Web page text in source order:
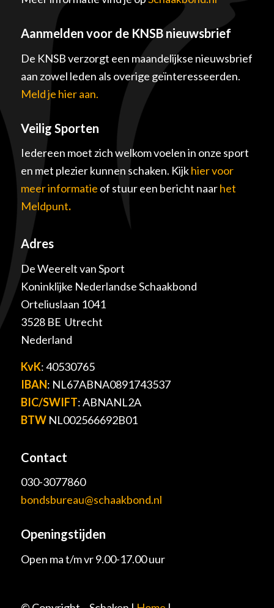
Aanmelden voor de KNSB nieuwsbrief
De KNSB verzorgt een maandelijkse nieuwsbrief
aan zowel leden als overige geïnteresseerden.
Meld je hier aan.
Veilig Sporten
Iedereen moet zich welkom voelen in onze sport
en met plezier kunnen schaken. Kijkhier voor
meer informatie of stuur een bericht naarhet
Meldpunt.
Adres
De Weerelt van Sport
Koninklijke Nederlandse Schaakbond
Orteliuslaan 1041
3528 BE Utrecht
Nederland
KvK: 40530765
IBAN: NL67ABNA0891743537
BIC/SWIFT: ABNANL2A
BTWNL002566692B01
Contact
030-3077860
bondsbureau@schaakbond.nl
Openingstijden
Open ma t/m vr 9.00-17.00 uur